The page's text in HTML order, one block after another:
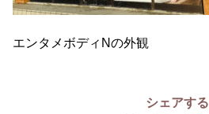
エンタメボディNの外観
シェアする